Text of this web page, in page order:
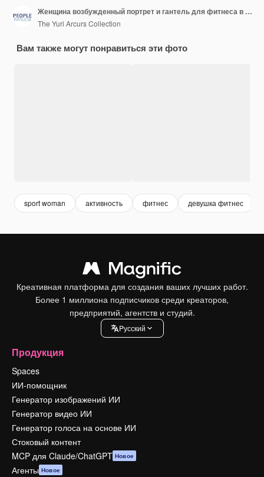
Женщина возбужденный портрет и гантель для фитнеса в студии с тренировкой тренировки и здоровья Весы женщина и спортсмен с железной мышцей руки и здоровье с белым фоном упражнение
The Yuri Arcurs Collection
Вам также могут понравиться эти фото
sport woman активность фитнес девушка фитнес
Креативная платформа для создания ваших лучших работ.
Более 1 миллиона подписчиков среди креаторов,
предприятий, агентств и студий.
Pусский
Продукция
Spaces
ИИ-помощник
Генератор изображений ИИ
Генератор видео ИИ
Генератор голоса на основе ИИ
Стоковый контент
MCP для Claude/ChatGPT Новое
Агенты Новое